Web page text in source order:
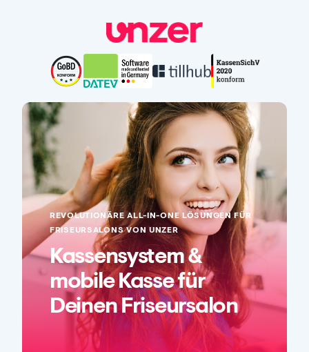
REVOLUTIONÄRE ALL-IN-ONE LÖSUNGEN FÜR
FRISEURSALONS VON UNZER
Kassensystem &
mobile Kasse für
Deinen Friseursalon